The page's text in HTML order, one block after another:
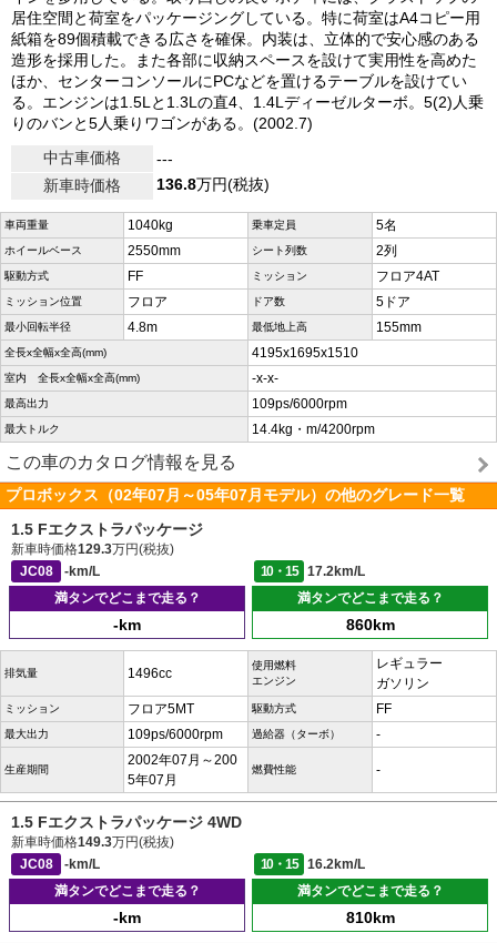
居住空間と荷室をパッケージングしている。特に荷室はA4コピー用
紙箱を89個積載できる広さを確保。内装は、立体的で安心感のある
造形を採用した。また各部に収納スペースを設けて実用性を高めた
ほか、センターコンソールにPCなどを置けるテーブルを設けてい
る。エンジンは1.5Lと1.3Lの直4、1.4Lディーゼルターボ。5(2)人乗
りのバンと5人乗りワゴンがある。(2002.7)
中古車価格
---
新車時価格
136.8万円(税抜)
車両重量 1040kg 乗車定員 5名
ホイールベース 2550mm シート列数 2列
駆動方式 FF ミッション フロア4AT
ミッション位置 フロア ドア数 5ドア
最小回転半径 4.8m 最低地上高 155mm
全長x全幅x全高(mm) 4195x1695x1510
室内 全長x全幅x全高(mm) -x-x-
最高出力 109ps/6000rpm
最大トルク 14.4kg・m/4200rpm
この車のカタログ情報を見る
プロボックス（02年07月～05年07月モデル）の他のグレード一覧
1.5 Fエクストラパッケージ
新車時価格129.3万円(税抜)
JC08
-km/L 10・15
17.2km/L
満タンでどこまで走る？
-km
満タンでどこまで走る？
860km
排気量 1496cc
使用燃料
エンジン
レギュラー
ガソリン
ミッション フロア5MT 駆動方式 FF
最大出力 109ps/6000rpm 過給器（ターボ） -
生産期間
2002年07月～200
5年07月
燃費性能 -
1.5 Fエクストラパッケージ 4WD
新車時価格149.3万円(税抜)
JC08
-km/L 10・15
16.2km/L
満タンでどこまで走る？
-km
満タンでどこまで走る？
810km